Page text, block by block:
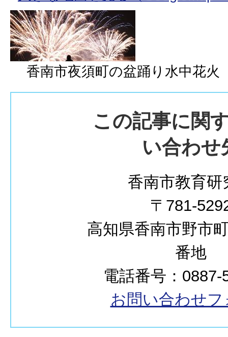
香南市夜須町の盆踊り水中花火
この記事に関
い合わせ
香南市教育研
〒781-
高知県香南市野市
番地
電話番号：0887-
お問い合わせフ